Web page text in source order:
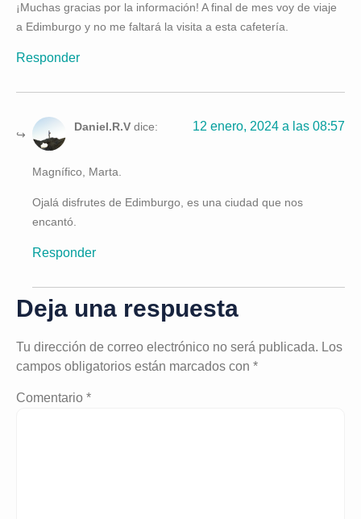
¡Muchas gracias por la información! A final de mes voy de viaje
a Edimburgo y no me faltará la visita a esta cafetería.
Responder
Daniel.R.V dice: 12 enero, 2024 a las 08:57
Magnífico, Marta.
Ojalá disfrutes de Edimburgo, es una ciudad que nos
encantó.
Responder
Deja una respuesta
Tu dirección de correo electrónico no será publicada. Los
campos obligatorios están marcados con *
Comentario *